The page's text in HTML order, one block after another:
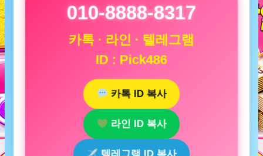
010-8888-8317
카톡 · 라인 · 텔레그램
ID : Pick486
카톡 ID 복사
라인 ID 복사